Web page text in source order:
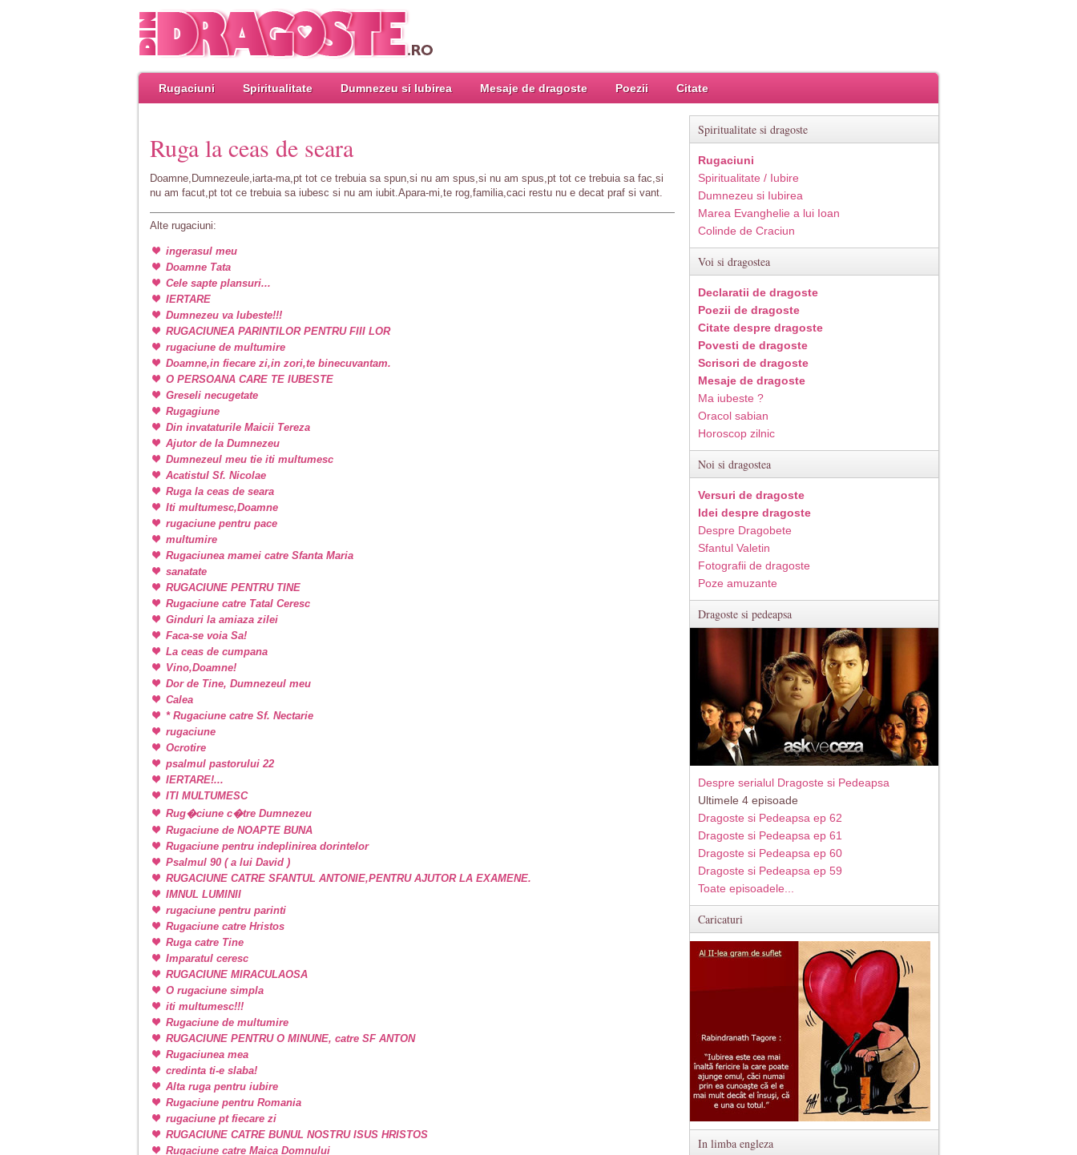
Rugaciuni Spiritualitate Dumnezeu si Iubirea Mesaje de dragoste Poezii Citate
Ruga la ceas de seara
Doamne,Dumnezeule,iarta-ma,pt tot ce trebuia sa spun,si nu am spus,si nu am spus,pt tot ce trebuia sa fac,si
nu am facut,pt tot ce trebuia sa iubesc si nu am iubit.Apara-mi,te rog,familia,caci restu nu e decat praf si vant.
Alte rugaciuni:
ingerasul meu
Doamne Tata
Cele sapte plansuri...
IERTARE
Dumnezeu va Iubeste!!!
RUGACIUNEA PARINTILOR PENTRU FIII LOR
rugaciune de multumire
Doamne,in fiecare zi,in zori,te binecuvantam.
O PERSOANA CARE TE IUBESTE
Greseli necugetate
Rugagiune
Din invataturile Maicii Tereza
Ajutor de la Dumnezeu
Dumnezeul meu tie iti multumesc
Acatistul Sf. Nicolae
Ruga la ceas de seara
Iti multumesc,Doamne
rugaciune pentru pace
multumire
Rugaciunea mamei catre Sfanta Maria
sanatate
RUGACIUNE PENTRU TINE
Rugaciune catre Tatal Ceresc
Ginduri la amiaza zilei
Faca-se voia Sa!
La ceas de cumpana
Vino,Doamne!
Dor de Tine, Dumnezeul meu
Calea
* Rugaciune catre Sf. Nectarie
rugaciune
Ocrotire
psalmul pastorului 22
IERTARE!...
ITI MULTUMESC
Rug�ciune c�tre Dumnezeu
Rugaciune de NOAPTE BUNA
Rugaciune pentru indeplinirea dorintelor
Psalmul 90 ( a lui David )
RUGACIUNE CATRE SFANTUL ANTONIE,PENTRU AJUTOR LA EXAMENE.
IMNUL LUMINII
rugaciune pentru parinti
Rugaciune catre Hristos
Ruga catre Tine
Imparatul ceresc
RUGACIUNE MIRACULAOSA
O rugaciune simpla
iti multumesc!!!
Rugaciune de multumire
RUGACIUNE PENTRU O MINUNE, catre SF ANTON
Rugaciunea mea
credinta ti-e slaba!
Alta ruga pentru iubire
Rugaciune pentru Romania
rugaciune pt fiecare zi
RUGACIUNE CATRE BUNUL NOSTRU ISUS HRISTOS
Rugaciune catre Maica Domnului
Spiritualitate si dragoste
Rugaciuni
Spiritualitate / Iubire
Dumnezeu si Iubirea
Marea Evanghelie a lui Ioan
Colinde de Craciun
Voi si dragostea
Declaratii de dragoste
Poezii de dragoste
Citate despre dragoste
Povesti de dragoste
Scrisori de dragoste
Mesaje de dragoste
Ma iubeste ?
Oracol sabian
Horoscop zilnic
Noi si dragostea
Versuri de dragoste
Idei despre dragoste
Despre Dragobete
Sfantul Valetin
Fotografii de dragoste
Poze amuzante
Dragoste si pedeapsa
Despre serialul Dragoste si Pedeapsa
Ultimele 4 episoade
Dragoste si Pedeapsa ep 62
Dragoste si Pedeapsa ep 61
Dragoste si Pedeapsa ep 60
Dragoste si Pedeapsa ep 59
Toate episoadele...
Caricaturi
In limba engleza